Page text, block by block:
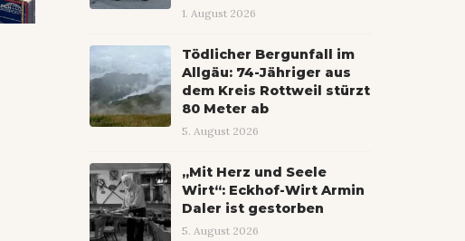
1. August 2026
Tödlicher Bergunfall im
Allgäu: 74-Jähriger aus
dem Kreis Rottweil stürzt
80 Meter ab
5. August 2026
„Mit Herz und Seele
Wirt“: Eckhof-Wirt Armin
Daler ist gestorben
5. August 2026